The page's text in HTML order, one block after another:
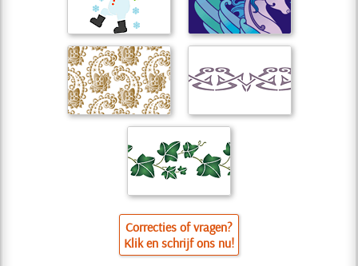
Correcties of vragen?
Klik en schrijf ons nu!